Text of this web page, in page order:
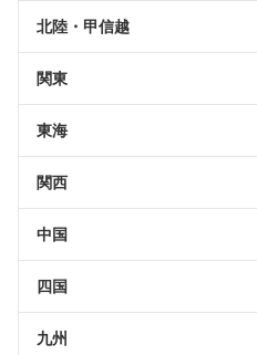
北陸・甲信越
関東
東海
関西
中国
四国
九州